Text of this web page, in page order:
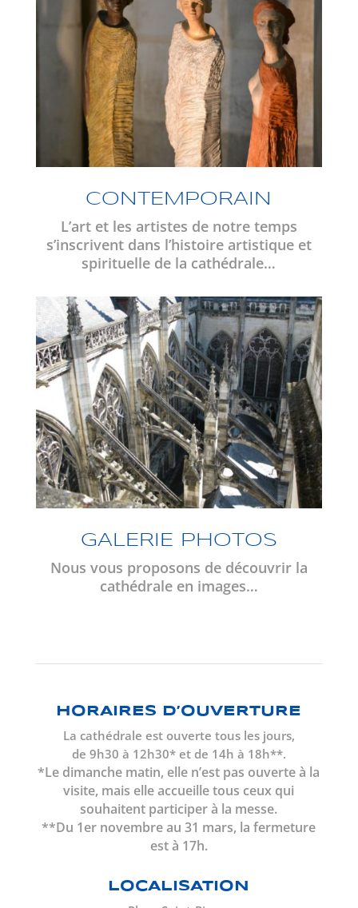
CONTEMPORAIN
L’art et les artistes de notre temps
s’inscrivent dans l’histoire artistique et
spirituelle de la cathédrale…
GALERIE PHOTOS
Nous vous proposons de découvrir la
cathédrale en images…
HORAIRES D’OUVERTURE
La cathédrale est ouverte tous les jours,
de 9h30 à 12h30* et de 14h à 18h**.
*Le dimanche matin, elle n’est pas ouverte à la
visite, mais elle accueille tous ceux qui
souhaitent participer à la messe.
**Du 1er novembre au 31 mars, la fermeture
est à 17h.
LOCALISATION